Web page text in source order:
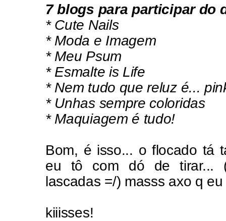
7 blogs para participar do
* Cute Nails
* Moda e Imagem
* Meu Psum
* Esmalte is Life
*Nem tudo que reluz é...
* Unhas sempre coloridas
* Maquiagem é tudo!
Bom, é isso... o flocado tá
eu tô com dó de tirar...
lascadas =/) masss axo q
kiiisses!